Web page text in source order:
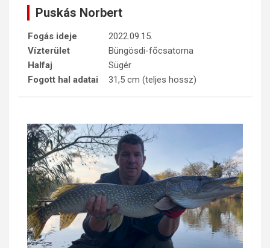
Puskás Norbert
Fogás ideje
2022.09.15.
Vízterület
Büngösdi-főcsatorna
Halfaj
Sügér
Fogott hal adatai
31,5 cm (teljes hossz)